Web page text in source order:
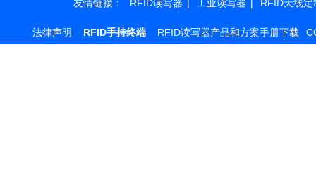
友情链接： RFID读写器 | 工业读写器 | RFID天线定
法律声明 RFID手持终端 RFID读写器产品和方案手册下载